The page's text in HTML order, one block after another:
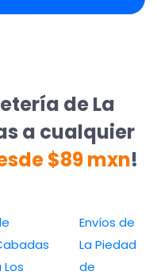
de La
a cualquier
$89 mxn!
Los
Envíos de
La Piedad
de